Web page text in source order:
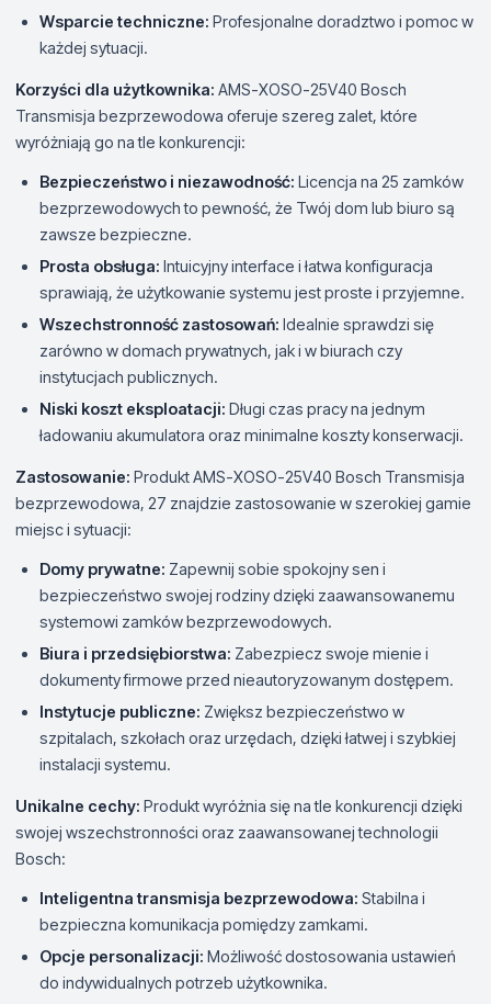
Wsparcie techniczne: Profesjonalne doradztwo i pomoc w
każdej sytuacji.
Korzyści dla użytkownika: AMS-XOSO-25V40 Bosch
Transmisja bezprzewodowa oferuje szereg zalet, które
wyróżniają go na tle konkurencji:
Bezpieczeństwo i niezawodność: Licencja na 25 zamków
bezprzewodowych to pewność, że Twój dom lub biuro są
zawsze bezpieczne.
Prosta obsługa: Intuicyjny interface i łatwa konfiguracja
sprawiają, że użytkowanie systemu jest proste i przyjemne.
Wszechstronność zastosowań: Idealnie sprawdzi się
zarówno w domach prywatnych, jak i w biurach czy
instytucjach publicznych.
Niski koszt eksploatacji: Długi czas pracy na jednym
ładowaniu akumulatora oraz minimalne koszty konserwacji.
Zastosowanie: Produkt AMS-XOSO-25V40 Bosch Transmisja
bezprzewodowa, 27 znajdzie zastosowanie w szerokiej gamie
miejsc i sytuacji:
Domy prywatne: Zapewnij sobie spokojny sen i
bezpieczeństwo swojej rodziny dzięki zaawansowanemu
systemowi zamków bezprzewodowych.
Biura i przedsiębiorstwa: Zabezpiecz swoje mienie i
dokumenty firmowe przed nieautoryzowanym dostępem.
Instytucje publiczne: Zwiększ bezpieczeństwo w
szpitalach, szkołach oraz urzędach, dzięki łatwej i szybkiej
instalacji systemu.
Unikalne cechy: Produkt wyróżnia się na tle konkurencji dzięki
swojej wszechstronności oraz zaawansowanej technologii
Bosch:
Inteligentna transmisja bezprzewodowa: Stabilna i
bezpieczna komunikacja pomiędzy zamkami.
Opcje personalizacji: Możliwość dostosowania ustawień
do indywidualnych potrzeb użytkownika.